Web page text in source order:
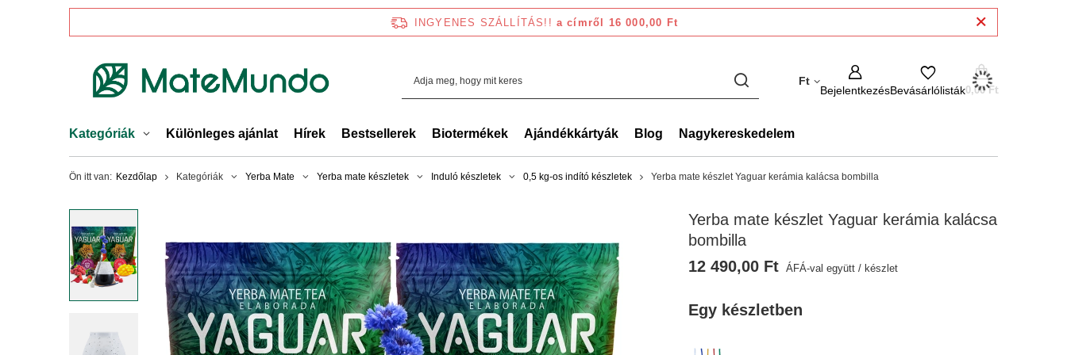
INGYENES SZÁLLÍTÁS!! a címről 16 000,00 Ft
Ft
BejelentkezésBevásárlólisták0,00 Ft
Kategóriák Különleges ajánlat Hírek Bestsellerek Biotermékek Ajándékkártyák Blog Nagykereskedelem
Ön itt van: Kezdőlap Kategóriák Yerba Mate Yerba mate készletek Induló készletek 0,5 kg-os indító készletek Yerba mate készlet Yaguar kerámia kalácsa bombilla
Yerba mate készlet Yaguar kerámia kalácsa
bombilla
Egy készletben
12 490,00 Ft ÁFÁ-val együtt / készlet